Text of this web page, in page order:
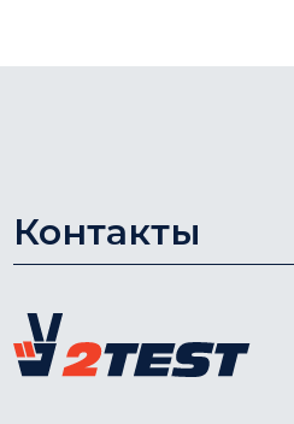
Контакты